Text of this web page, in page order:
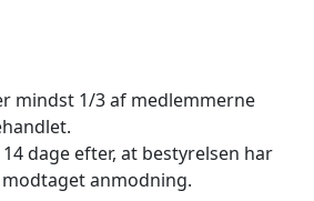
mindst 1/3 af medlemmerne
dage efter, at bestyrelsen har
anmodning.